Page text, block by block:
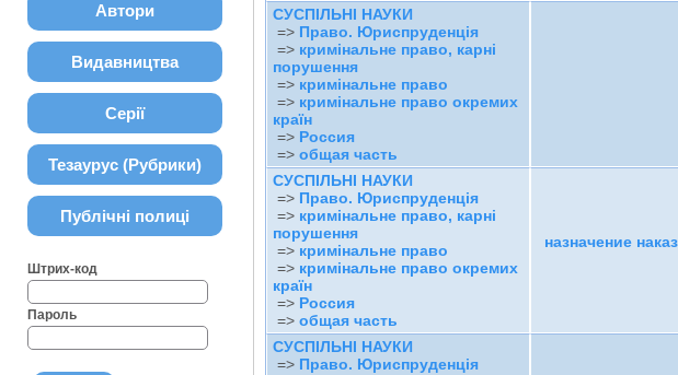
Автори
Видавництва
Серії
Тезаурус (Рубрики)
Публічні полиці
Штрих-код
Пароль
СУСПІЛЬНІ НАУКИ
=> Право. Юриспруденція
=> кримінальне право, карні
порушення
=> кримінальне право
=> кримінальне право окремих
країн
=> Россия
=> общая часть
СУСПІЛЬНІ НАУКИ
=> Право. Юриспруденція
=> кримінальне право, карні
порушення
=> кримінальне право
=> кримінальне право окремих
країн
=> Россия
=> общая часть
назначение
СУСПІЛЬНІ НАУКИ
=> Право. Юриспруденція